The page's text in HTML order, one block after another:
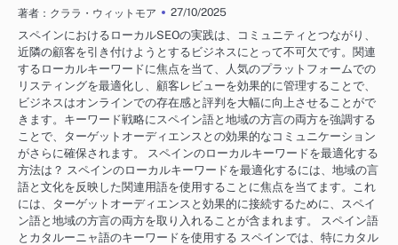
著者：クララ・ウィットモア
27/10/2025
スペインにおけるローカルSEOの実践は、コミュニティとつながり、
近隣の顧客を引き付けようとするビジネスにとって不可欠です。関連
するローカルキーワードに焦点を当て、人気のプラットフォームでの
リスティングを最適化し、顧客レビューを効果的に管理することで、
ビジネスはオンラインでの存在感と評判を大幅に向上させることがで
きます。キーワード戦略にスペイン語と地域の方言の両方を強調する
ことで、ターゲットオーディエンスとの効果的なコミュニケーション
がさらに確保されます。 スペインのローカルキーワードを最適化する
方法は？ スペインのローカルキーワードを最適化するには、地域の言
語と文化を反映した関連用語を使用することに焦点を当てます。これ
には、ターゲットオーディエンスと効果的に接続するために、スペイ
ン語と地域の方言の両方を取り入れることが含まれます。 スペイン語
とカタルーニャ語のキーワードを使用する スペインでは、特にカタル